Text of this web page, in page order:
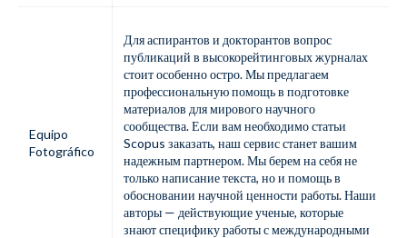
Equipo
Fotográfico
Для аспирантов и докторантов вопрос
публикаций в высокорейтинговых журналах
стоит особенно остро. Мы предлагаем
профессиональную помощь в подготовке
материалов для мирового научного
сообщества. Если вам необходимостатьи
Scopus заказать, наш сервис станет вашим
надежным партнером. Мы берем на себя не
только написание текста, но и помощь в
обосновании научной ценности работы. Наши
авторы — действующие ученые, которые
знают специфику работы с международными